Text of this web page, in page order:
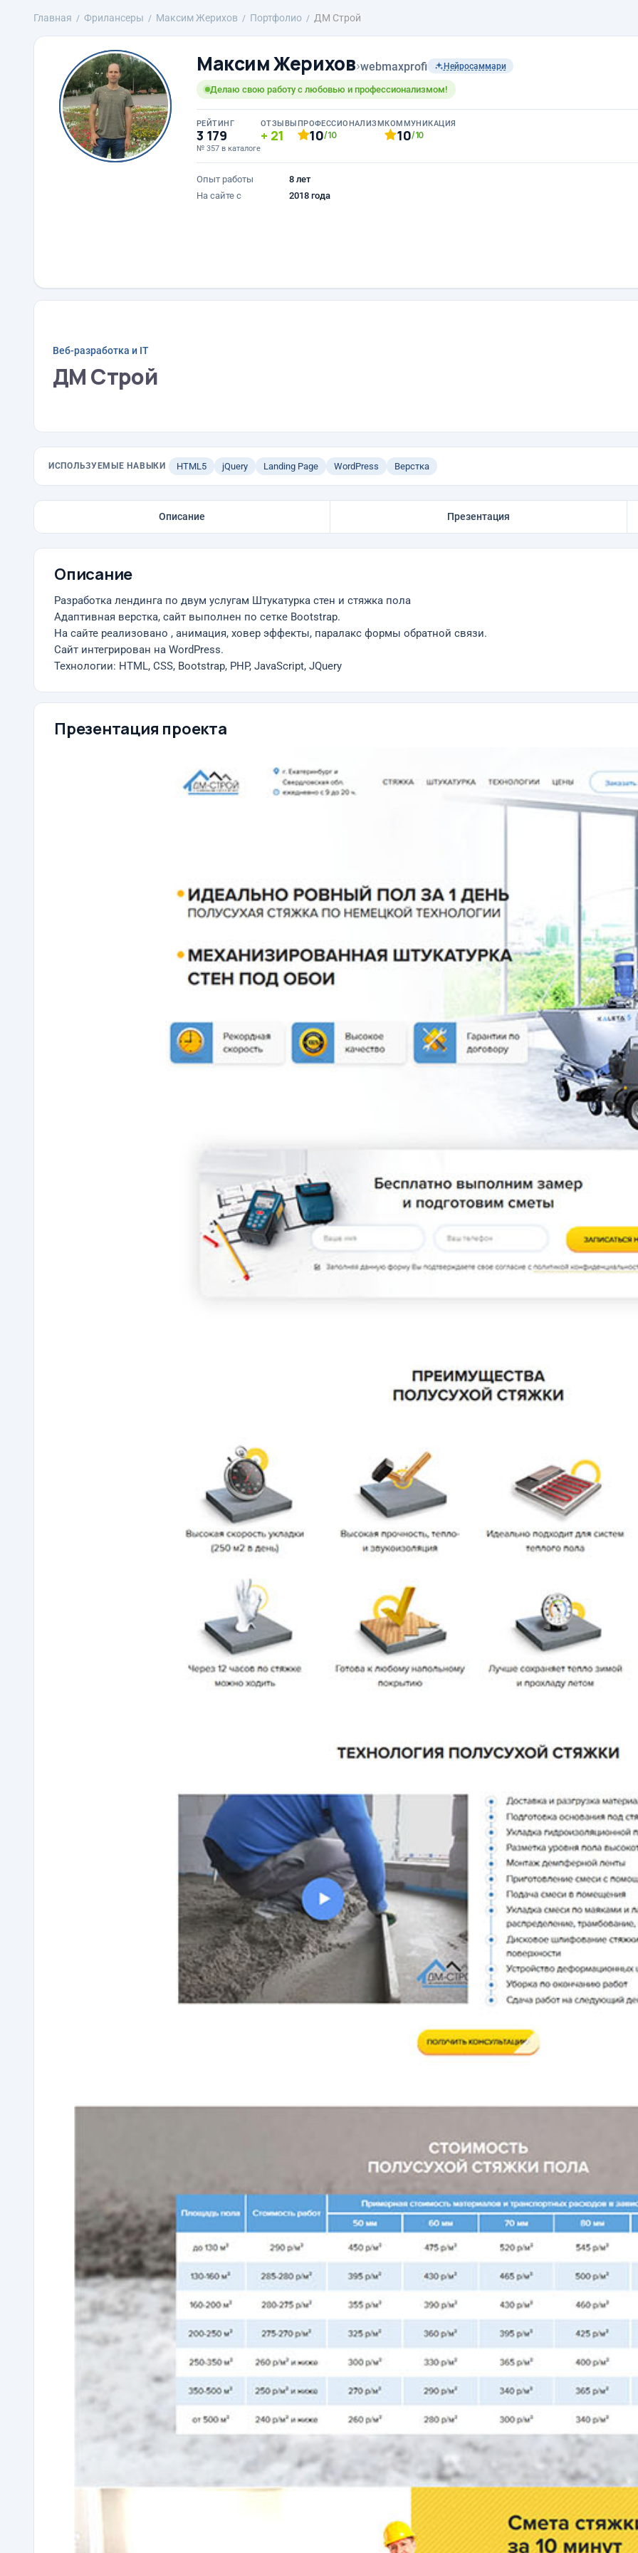
Главная Фрилансеры Максим Жерихов Портфолио ДМ Строй
Максим Жерихов›webmaxprofi Нейросаммари
Делаю свою работу с любовью и профессионализмом!
РЕЙТИНГ
3 179
№ 357 в каталоге
ОТЗЫВЫ
21
ПРОФЕССИОНАЛИЗМ
10/10
КОММУНИКАЦИЯ
10/10
Опыт работы
8 лет
На сайте с
2018 года
Веб-разработка и IT
ДМ Строй
ИСПОЛЬЗУЕМЫЕ НАВЫКИ HTML5 jQuery Landing Page WordPress Верстка
Описание Презентация
Описание
Разработка лендинга по двум услугам Штукатурка стен и стяжка пола
Адаптивная верстка, сайт выполнен по сетке Bootstrap.
На сайте реализовано , анимация, ховер эффекты, паралакс формы обратной связи.
Сайт интегрирован на WordPress.
Технологии: HTML, CSS, Bootstrap, PHP, JavaScript, JQuery
Презентация проекта